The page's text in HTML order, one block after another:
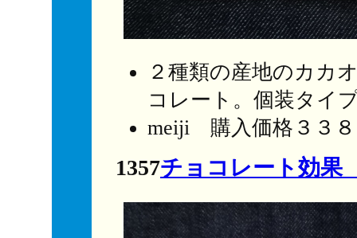
２種類の産地のカカ
コレート。個装タイ
meiji 購入価格３３
1357チョコレート効果